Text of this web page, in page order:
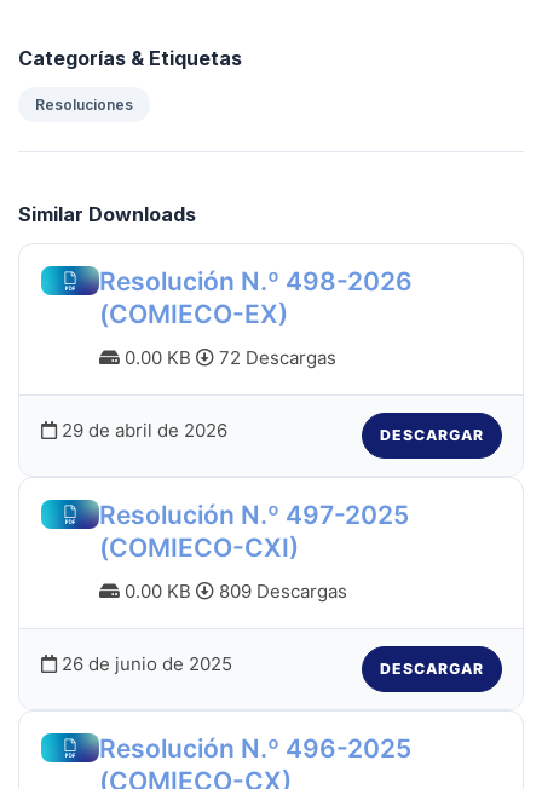
Categorías & Etiquetas
Resoluciones
Similar Downloads
Resolución N.º 498-2026
(COMIECO-EX)
0.00 KB 72 Descargas
29 de abril de 2026 DESCARGAR
Resolución N.º 497-2025
(COMIECO-CXI)
0.00 KB 809 Descargas
26 de junio de 2025 DESCARGAR
Resolución N.º 496-2025
(COMIECO-CX)